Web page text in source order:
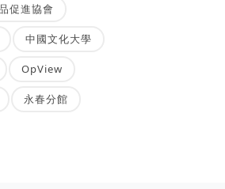
促進協會
中國文化大學
OpView
永春分館